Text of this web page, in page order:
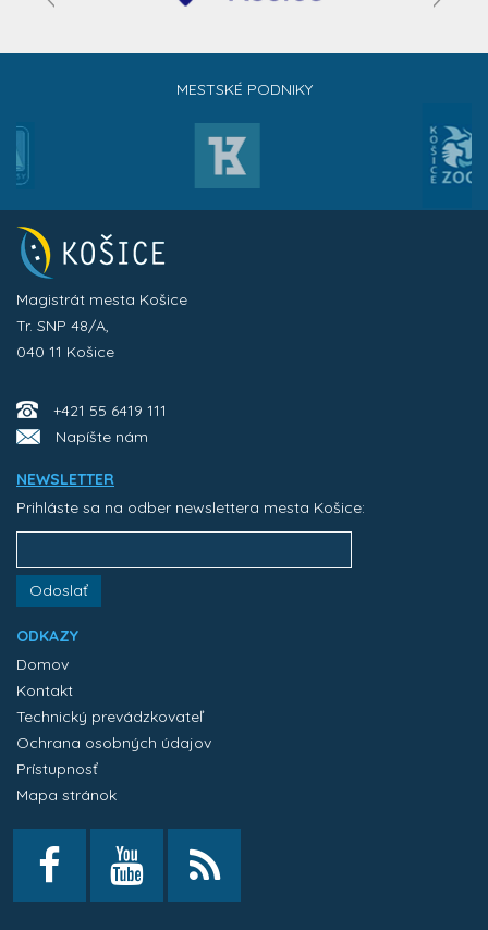
MESTSKÉ PODNIKY
Magistrát mesta Košice
Tr. SNP 48/A,
040 11 Košice
+421 55 6419 111
Napíšte nám
NEWSLETTER
Prihláste sa na odber newslettera mesta Košice:
Odoslať
ODKAZY
Domov
Kontakt
Technický prevádzkovateľ
Ochrana osobných údajov
Prístupnosť
Mapa stránok